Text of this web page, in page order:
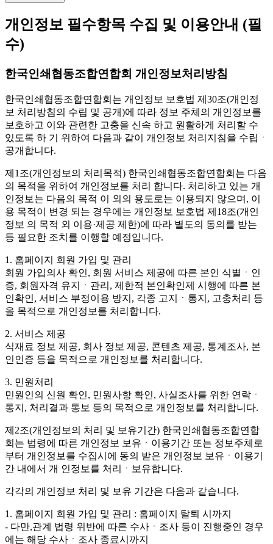
개인정보 필수항목 수집 및 이용안내 (필
수)
한국인쇄협동조합연합회 개인정보처리방침
한국인쇄협동조합연합회는 개인정보 보호법 제30조(개인정
보 처리방침의 수립 및 공개)에 따라 정보 주체의 개인정보를
보호하고 이와 관련한 고충을 신속 하고 원활하게 처리할 수
있도록 하 기 위하여 다음과 같이 개인정보 처리지침을 수립ㆍ
공개합니다.
제1조(개인정보의 처리목적) 한국인쇄협동조합연합회는 다음
의 목적을 위하여 개인정보를 처리 합니다. 처리하고 있는 개
인정보는 다음의 목적 이 외의 용도로는 이용되지 않으며, 이
용 목적이 변경 되는 경우에는 개인정보 보호법 제18조(개인
정보 의 목적 외 이용·제공 제한)에 따라 별도의 동의를 받는
등 필요한 조치를 이행할 예정입니다.
1. 홈페이지 회원 가입 및 관리
회원 가입의사 확인, 회원 서비스 제공에 따른 본인 식별ㆍ인
증, 회원자격 유지ㆍ관리, 제한적 본인확인제 시행에 따른 본
인확인, 서비스 부정이용 방지, 각종 고지ㆍ통지, 고충처리 등
을 목적으로 개인정보를 처리합니다.
2. 서비스 제공
식재료 정보 제공, 회사 정보 제공, 콘텐츠 제공, 통계조사, 본
인인증 등을 목적으로 개인정보를 처리합니다.
3. 민원처리
민원인의 신원 확인, 민원사항 확인, 사실조사를 위한 연락ㆍ
통지, 처리결과 통보 등의 목적으로 개인정보를 처리합니다.
제2조(개인정보의 처리 및 보유기간) 한국인쇄협동조합연합
회는 법령에 따른 개인정보 보유ㆍ이용기간 또는 정보주체로
부터 개인정보를 수집시에 동의 받은 개인정보 보유ㆍ이용기
간 내에서 개 인정보를 처리ㆍ보유합니다.
각각의 개인정보 처리 및 보유 기간은 다음과 같습니다.
1. 홈페이지 회원 가입 및 관리 : 홈페이지 탈퇴 시까지
- 다만,관계 법령 위반에 따른 수사ㆍ조사 등이 진행중인 경우
에는 해당 수사ㆍ조사 종료시까지